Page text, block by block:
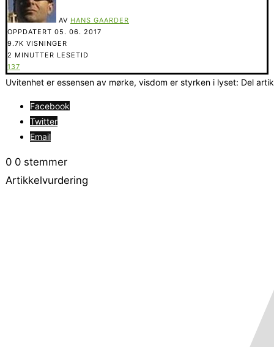
AV HANS GAARDER
OPPDATERT 05. 06. 2017
9.7K VISNINGER
2 MINUTTER LESETID
137
Uvitenhet er essensen av mørke, visdom er styrken i lyset: Del
Facebook
Twitter
Email
0 0 stemmer
Artikkelvurdering